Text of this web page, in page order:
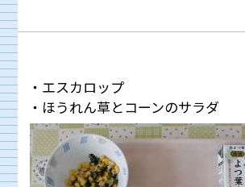
・エスカロップ
・ほうれん草とコーンのサラダ